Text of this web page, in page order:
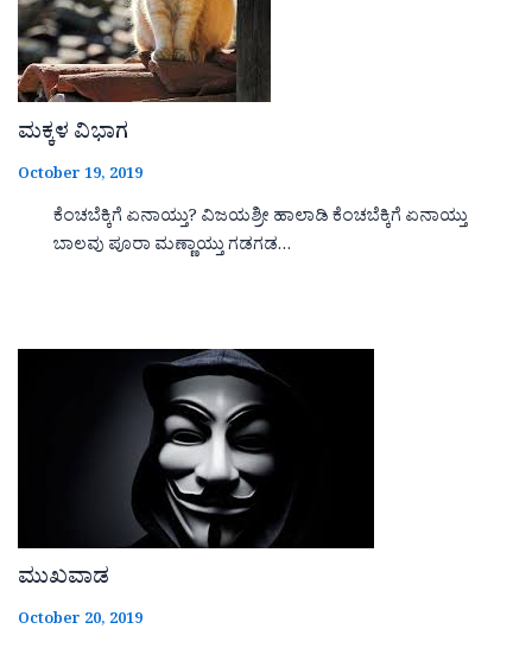
ಮಕ್ಕಳ ವಿಭಾಗ
October 19, 2019
ಕೆಂಚಬೆಕ್ಕಿಗೆ ಏನಾಯ್ತು? ವಿಜಯಶ್ರೀ ಹಾಲಾಡಿ ಕೆಂಚಬೆಕ್ಕಿಗೆ ಏನಾಯ್ತು
ಬಾಲವು ಪೂರಾ ಮಣ್ಣಾಯ್ತು ಗಡಗಡ…
ಮುಖವಾಡ
October 20, 2019